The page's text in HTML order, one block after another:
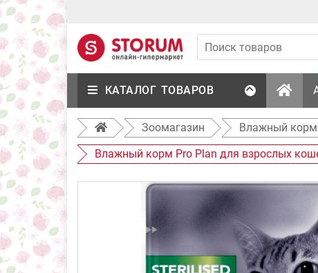
КАТАЛОГ ТОВАРОВ
Зоомагазин Влажный
Влажный корм Pro Plan для взрослых